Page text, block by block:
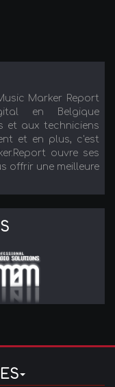
Marker Report
en Belgique
et aux techniciens
et en plus, c'est
ouvre ses
offrir une meilleure